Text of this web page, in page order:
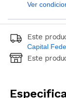
Ver
Este
Capital
Ingresá
Este